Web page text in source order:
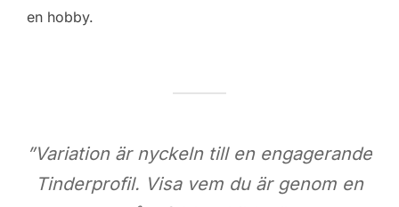
en hobby.
”Variation är nyckeln till en engagerande
Tinderprofil. Visa vem du är genom en